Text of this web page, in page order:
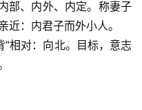
部、内外、内定。称妻子
近：内君子而外小人。
相对：向北。目标，意志